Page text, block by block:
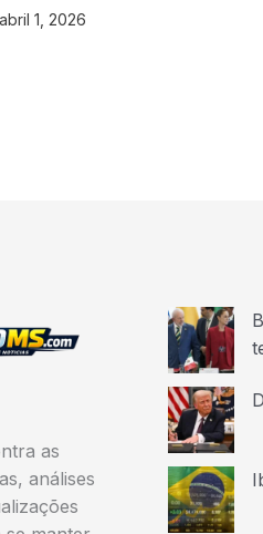
abril 1, 2026
as
análises